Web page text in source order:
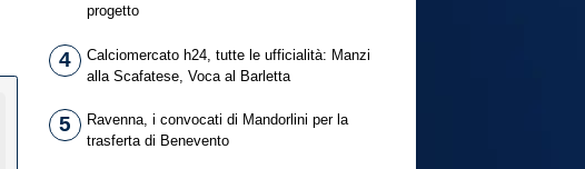
progetto
4
Calciomercato h24, tutte le ufficialità: Manzi
alla Scafatese, Voca al Barletta
5
Ravenna, i convocati di Mandorlini per la
trasferta di Benevento